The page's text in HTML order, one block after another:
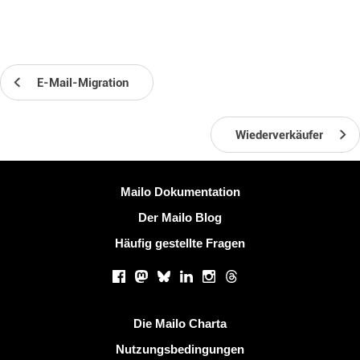
E-Mail-Migration
Wiederverkäufer
Weitere InformationMailo Dokumentation
Der Mailo Blog
Häufig gestellte Fragen
Facebook
Mastodon
BlueskyLinkedInInstagram
Threads
Die Mailo Charta
Nutzungsbedingungen